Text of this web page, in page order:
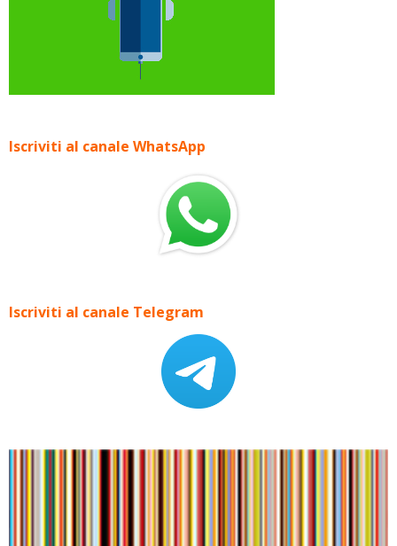
Iscriviti al canale WhatsApp
Iscriviti al canale Telegram